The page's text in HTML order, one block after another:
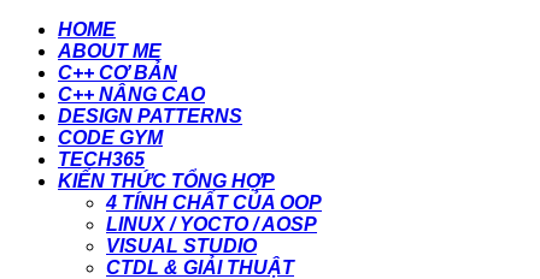
HOME
ABOUT ME
C++ CƠ BẢN
C++ NÂNG CAO
DESIGN PATTERNS
CODE GYM
TECH365
KIẾN THỨC TỔNG HỢP
4 TÍNH CHẤT CỦA OOP
LINUX / YOCTO / AOSP
VISUAL STUDIO
CTDL & GIẢI THUẬT